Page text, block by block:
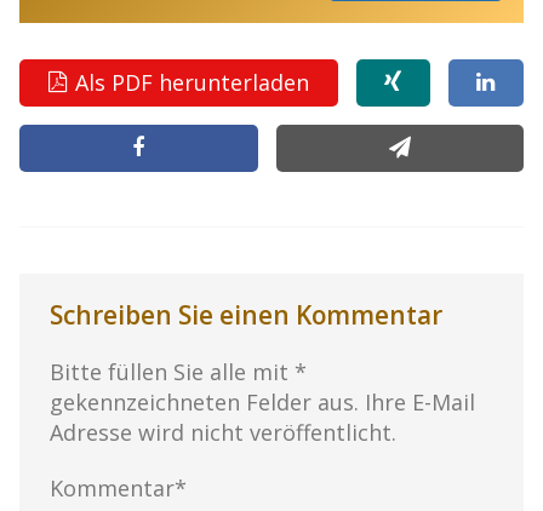
Als PDF herunterladen
Schreiben Sie einen Kommentar
Bitte füllen Sie alle mit *
gekennzeichneten Felder aus. Ihre E-Mail
Adresse wird nicht veröffentlicht.
Kommentar*